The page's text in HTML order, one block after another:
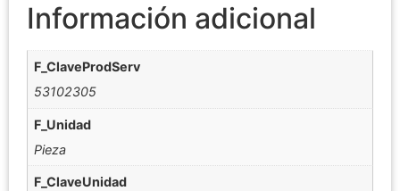
Información adicional
F_ClaveProdServ
53102305
F_Unidad
Pieza
F_ClaveUnidad